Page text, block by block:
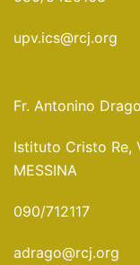
upv.ics@rcj.org
Fr. Antonino Drago
Istituto Cristo Re,
MESSINA
090/712117
adrago@rcj.org